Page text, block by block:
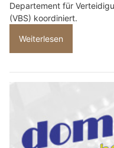
Departement für
(VBS) koordiniert.
Weiterlesen